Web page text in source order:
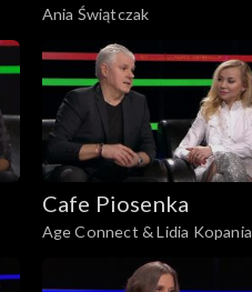
Ania Świątczak
Cafe Piosenka
Age Connect & Lidia Kopania